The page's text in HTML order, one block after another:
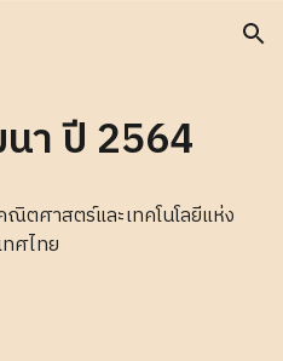
Skip to navigation
า ปี 2564
ตศาสตร์และเทคโนโลยีแห่ง
ทศไทย